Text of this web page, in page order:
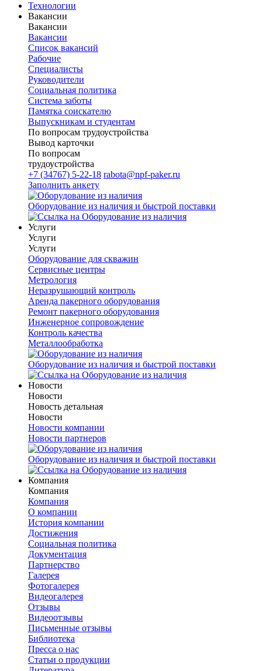
Технологии
Вакансии
Вакансии
Вакансии
Список вакансий
Рабочие
Специалисты
Руководители
Cоциальная политика
Система заботы
Памятка соискателю
Выпускникам и студентам
По вопросам трудоустройства
Вывод карточки
По вопросам
трудоустройства
+7 (34767) 5-22-18 rabota@npf-paker.ru
Заполнить анкету
Оборудование из наличия и быстрой поставки
Услуги
Услуги
Услуги
Оборудование для скважин
Сервисные центры
Метрология
Неразрушающий контроль
Аренда пакерного оборудования
Ремонт пакерного оборудования
Инженерное сопровождение
Контроль качества
Металлообработка
Оборудование из наличия и быстрой поставки
Новости
Новости
Новость детальная
Новости
Новости компании
Новости партнеров
Оборудование из наличия и быстрой поставки
Компания
Компания
Компания
О компании
История компании
Достижения
Социальная политика
Документация
Партнерство
Галерея
Фотогалерея
Видеогалерея
Отзывы
Видеоотзывы
Письменные отзывы
Библиотека
Пресса о нас
Статьи о продукции